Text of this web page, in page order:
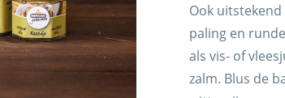
& ACTUALITEITEN
Ook
paling en
als vis- of
zalm. Blus de